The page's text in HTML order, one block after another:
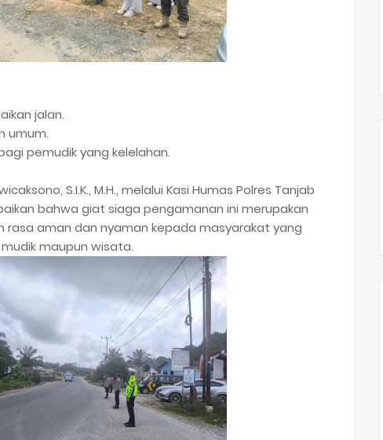
jalan.
umum.
pemudik yang kelelahan.
S.I.K., M.H., melalui Kasi Humas Polres Tanjab
bahwa giat siaga pengamanan ini merupakan
rasa aman dan nyaman kepada masyarakat yang
maupun wisata.